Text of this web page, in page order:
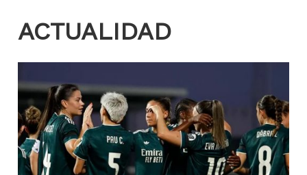
ACTUALIDAD